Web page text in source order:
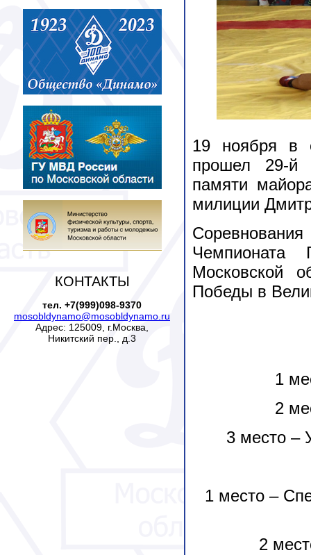
КОНТАКТЫ
тел. +7(999)098-9370
mosobldynamo@mosobldynamo.ru
Адрес: 125009, г.Москва,
Никитский пер., д.3
19 ноября в
прошел 29-й
памяти
милиции
Чемпионата
Московской
Победы в
1
2
3 место –
1 место –
2